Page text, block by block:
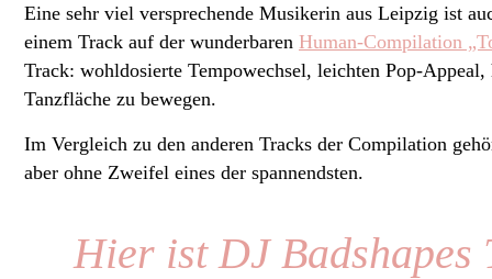
Eine sehr viel versprechende Musikerin aus Leipzig ist
einem Track auf der wunderbaren Human-Compilation
Track: wohldosierte Tempowechsel, leichten Pop-
Tanzfläche zu bewegen.
Im Vergleich zu den anderen Tracks der Compilation
aber ohne Zweifel eines der spannendsten.
Hier ist DJ Badshapes